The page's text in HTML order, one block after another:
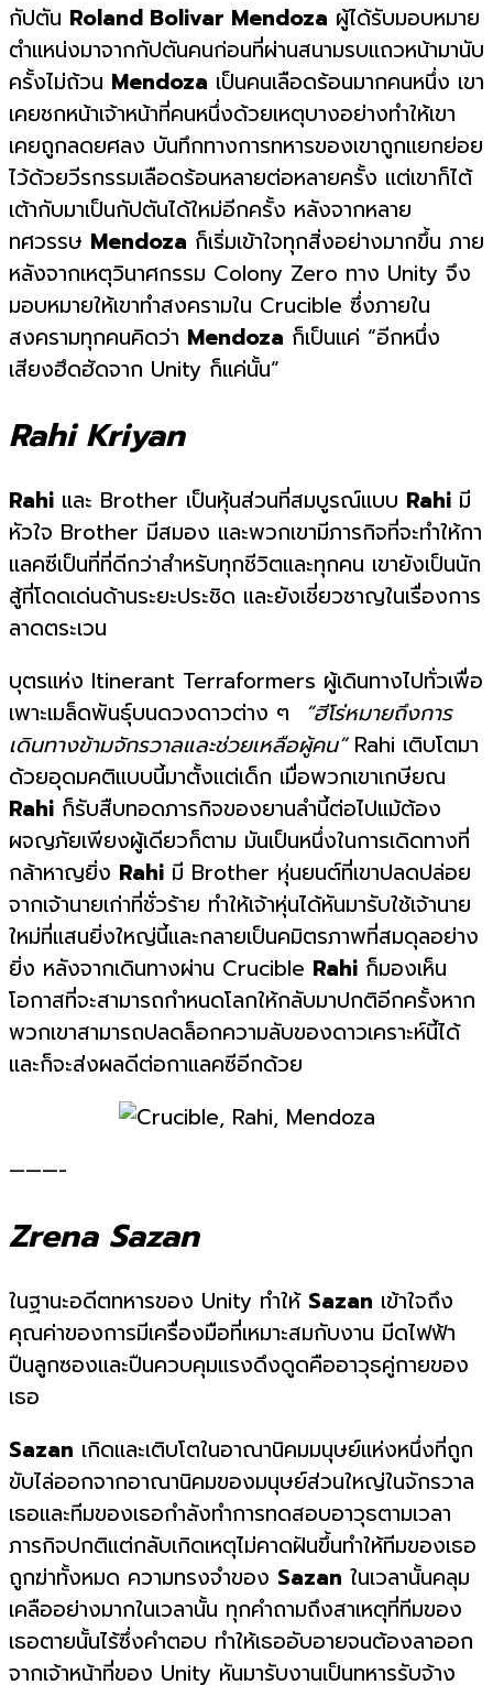
กัปตัน Roland Bolivar Mendoza ผู้ได้รับมอบหมาย
ตำแหน่งมาจากกัปตันคนก่อนที่ผ่านสนามรบแถวหน้ามานับ
ครั้งไม่ถ้วน Mendoza เป็นคนเลือดร้อนมากคนหนึ่ง เขา
เคยชกหน้าเจ้าหน้าที่คนหนึ่งด้วยเหตุบางอย่างทำให้เขา
เคยถูกลดยศลง บันทึกทางการทหารของเขาถูกแยกย่อย
ไว้ด้วยวีรกรรมเลือดร้อนหลายต่อหลายครั้ง แต่เขาก็ไต้
เต้ากับมาเป็นกัปตันได้ใหม่อีกครั้ง หลังจากหลาย
ทศวรรษ Mendoza ก็เริ่มเข้าใจทุกสิ่งอย่างมากขึ้น ภาย
หลังจากเหตุวินาศกรรม Colony Zero ทาง Unity จึง
มอบหมายให้เขาทำสงครามใน Crucible ซึ่งภายใน
สงครามทุกคนคิดว่า Mendoza ก็เป็นแค่ “อีกหนึ่ง
เสียงฮึดฮัดจาก Unity ก็แค่นั้น”
Rahi Kriyan
Rahi และ Brother เป็นหุ้นส่วนที่สมบูรณ์แบบ Rahi มี
หัวใจ Brother มีสมอง และพวกเขามีภารกิจที่จะทำให้กา
แลคซีเป็นที่ที่ดีกว่าสำหรับทุกชีวิตและทุกคน เขายังเป็นนัก
สู้ที่โดดเด่นด้านระยะประชิด และยังเชี่ยวชาญในเรื่องการ
ลาดตระเวน
บุตรแห่ง Itinerant Terraformers ผู้เดินทางไปทั่วเพื่อ
เพาะเมล็ดพันธุ์บนดวงดาวต่าง ๆ
“ฮีโร่หมายถึงการ
เดินทางข้ามจักรวาลและช่วยเหลือผู้คน”Rahi เติบโตมา
ด้วยอุดมคติแบบนี้มาตั้งแต่เด็ก เมื่อพวกเขาเกษียณ
Rahi ก็รับสืบทอดภารกิจของยานลำนี้ต่อไปแม้ต้อง
ผจญภัยเพียงผู้เดียวก็ตาม มันเป็นหนึ่งในการเดิดทางที่
กล้าหาญยิ่ง Rahi มี Brother หุ่นยนต์ที่เขาปลดปล่อย
จากเจ้านายเก่าที่ชั่วร้าย ทำให้เจ้าหุ่นได้หันมารับใช้เจ้านาย
ใหม่ที่แสนยิ่งใหญ่นี้และกลายเป็นคมิตรภาพที่สมดุลอย่าง
ยิ่ง หลังจากเดินทางผ่าน Crucible Rahi ก็มองเห็น
โอกาสที่จะสามารถกำหนดโลกให้กลับมาปกติอีกครั้งหาก
พวกเขาสามารถปลดล็อกความลับของดาวเคราะห์นี้ได้
และก็จะส่งผลดีต่อกาแลคซีอีกด้วย
———-
Zrena Sazan
ในฐานะอดีตทหารของ Unity ทำให้ Sazan เข้าใจถึง
คุณค่าของการมีเครื่องมือที่เหมาะสมกับงาน มีดไฟฟ้า
ปืนลูกซองและปืนควบคุมแรงดึงดูดคืออาวุธคู่กายของ
เธอ
Sazan เกิดและเติบโตในอาณานิคมมนุษย์แห่งหนึ่งที่ถูก
ขับไล่ออกจากอาณานิคมของมนุษย์ส่วนใหญ่ในจักรวาล
เธอและทีมของเธอกำลังทำการทดสอบอาวุธตามเวลา
ภารกิจปกติแต่กลับเกิดเหตุไม่คาดฝันขึ้นทำให้ทีมของเธอ
ถูกฆ่าทั้งหมด ความทรงจำของ Sazan ในเวลานั้นคลุม
เคลืออย่างมากในเวลานั้น ทุกคำถามถึงสาเหตุที่ทีมของ
เธอตายนั้นไร้ซึ่งคำตอบ ทำให้เธออับอายจนต้องลาออก
จากเจ้าหน้าที่ของ Unity หันมารับงานเป็นทหารรับจ้าง